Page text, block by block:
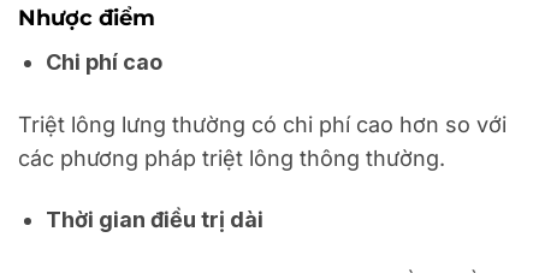
Nhược điểm
Chi phí cao
Triệt lông lưng thường có chi phí cao hơn so với
các phương pháp triệt lông thông thường.
Thời gian điều trị dài